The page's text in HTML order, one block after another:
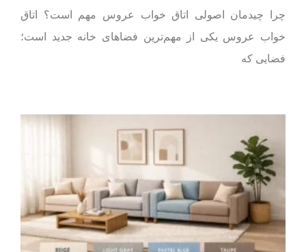
چرا چیدمان اصولی اتاق خواب عروس مهم است؟ اتاق
خواب عروس یکی از مهم‌ترین فضاهای خانه‌ جدید است؛
فضایی که